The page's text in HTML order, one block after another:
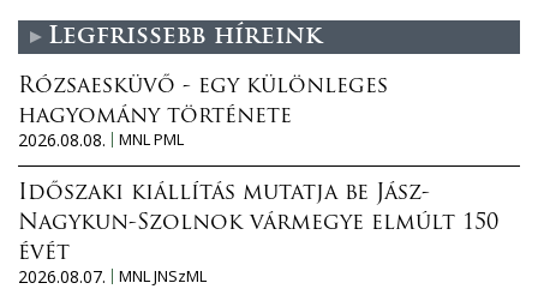
Legfrissebb híreink
Rózsaesküvő - egy különleges
hagyomány története
2026.08.08.
MNL PML
Időszaki kiállítás mutatja be Jász-
Nagykun-Szolnok vármegye elmúlt 150
évét
2026.08.07.
MNL JNSzML